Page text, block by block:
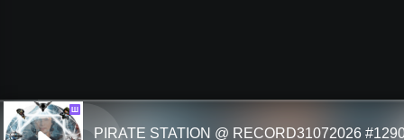
Ш
PIRATE STATION @ RECORD31072026